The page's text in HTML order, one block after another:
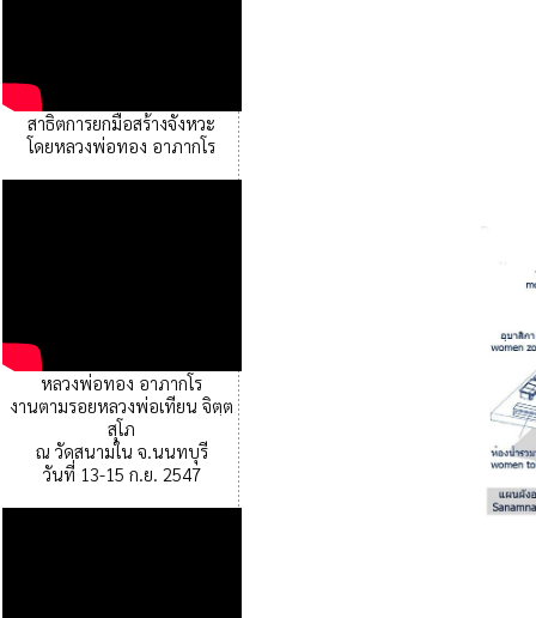
สาธิตการยกมือสร้างจังหวะ
โดยหลวงพ่อทอง อาภากโร
หลวงพ่อทอง อาภากโร
งานตามรอยหลวงพ่อเทียน จิตฺต
สุโภ
ณ วัดสนามใน จ.นนทบุรี
วันที่ 13-15 ก.ย. 2547